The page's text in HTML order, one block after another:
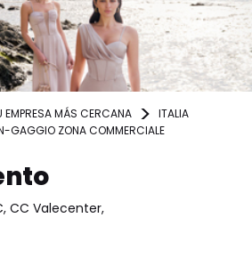
EMPRESA MÁS CERCANA
ITALIA
GAGGIO ZONA COMMERCIALE
CC Valecenter,